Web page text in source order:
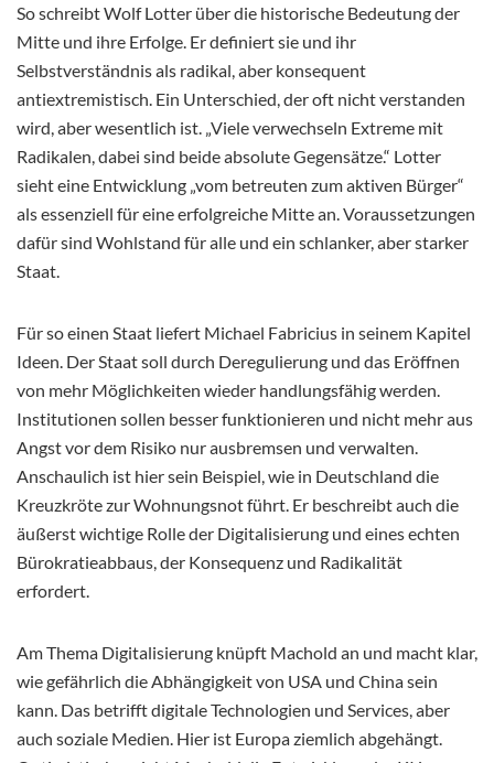
So schreibt Wolf Lotter über die historische Bedeutung der
Mitte und ihre Erfolge. Er definiert sie und ihr
Selbstverständnis als radikal, aber konsequent
antiextremistisch. Ein Unterschied, der oft nicht verstanden
wird, aber wesentlich ist. „Viele verwechseln Extreme mit
Radikalen, dabei sind beide absolute Gegensätze.“ Lotter
sieht eine Entwicklung „vom betreuten zum aktiven Bürger“
als essenziell für eine erfolgreiche Mitte an. Voraussetzungen
dafür sind Wohlstand für alle und ein schlanker, aber starker
Staat.
Für so einen Staat liefert Michael Fabricius in seinem Kapitel
Ideen. Der Staat soll durch Deregulierung und das Eröffnen
von mehr Möglichkeiten wieder handlungsfähig werden.
Institutionen sollen besser funktionieren und nicht mehr aus
Angst vor dem Risiko nur ausbremsen und verwalten.
Anschaulich ist hier sein Beispiel, wie in Deutschland die
Kreuzkröte zur Wohnungsnot führt. Er beschreibt auch die
äußerst wichtige Rolle der Digitalisierung und eines echten
Bürokratieabbaus, der Konsequenz und Radikalität
erfordert.
Am Thema Digitalisierung knüpft Machold an und macht klar,
wie gefährlich die Abhängigkeit von USA und China sein
kann. Das betrifft digitale Technologien und Services, aber
auch soziale Medien. Hier ist Europa ziemlich abgehängt.